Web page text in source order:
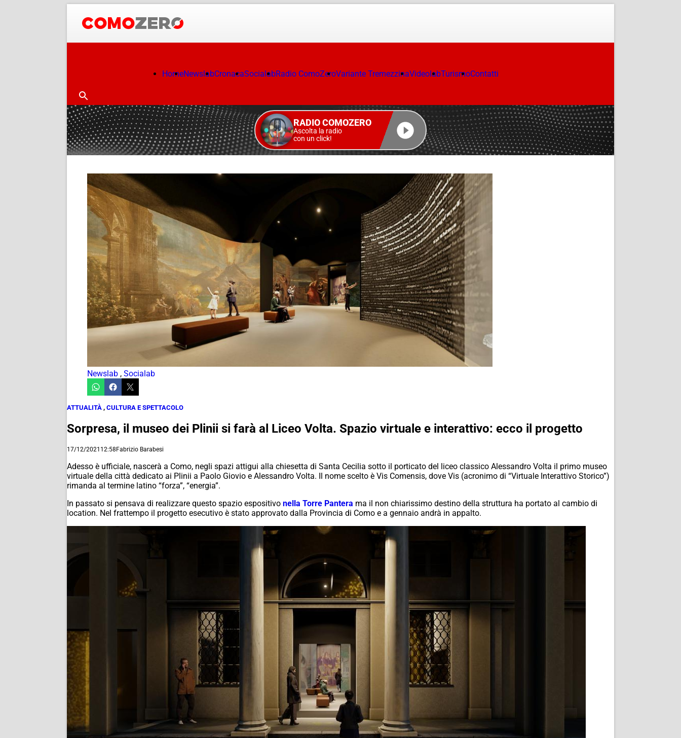
HomeNewslabCronacaSocialabRadio ComoZeroVariante TremezzinaVideolabTurismoContatti
RADIO COMOZERO
Ascolta la radio
con un click!
Newslab , Socialab
ATTUALITÀ , CULTURA E SPETTACOLO
Sorpresa, il museo dei Plinii si farà al Liceo Volta. Spazio virtuale e interattivo: ecco il progetto
17/12/2021 12:58Fabrizio Barabesi
Adesso è ufficiale, nascerà a Como, negli spazi attigui alla chiesetta di Santa Cecilia sotto il porticato del liceo classico Alessandro Volta il primo museo
virtuale della città dedicato ai Plinii a Paolo Giovio e Alessandro Volta. Il nome scelto è Vis Comensis, dove Vis (acronimo di “Virtuale Interattivo Storico”)
rimanda al termine latino “forza”, “energia”.
In passato si pensava di realizzare questo spazio espositivo nella Torre Pantera ma il non chiarissimo destino della struttura ha portato al cambio di
location. Nel frattempo il progetto esecutivo è stato approvato dalla Provincia di Como e a gennaio andrà in appalto.